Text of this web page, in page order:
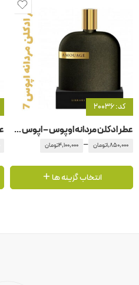
کد: 20036
عطر ادکلن مردانه اوپوس – اپوس 7 آمواج – آمواژ
1,850,000تومان –
4,100,000تومان
انتخاب گزینه ها